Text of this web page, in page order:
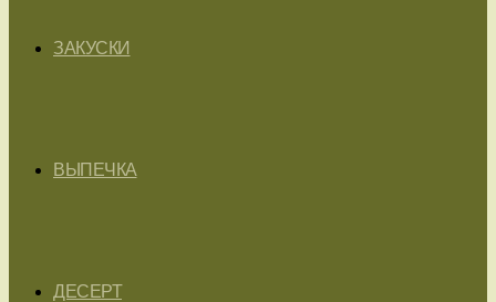
ЗАКУСКИ
ВЫПЕЧКА
ДЕСЕРТ